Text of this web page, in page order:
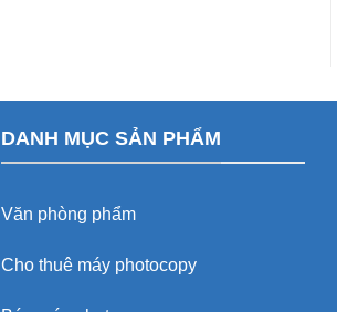
DANH MỤC SẢN PHẨM
Văn phòng phẩm
Cho thuê máy photocopy